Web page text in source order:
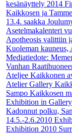
kesänäyttely 2014
Kaikkosen ja
13.4. saakka
Asetelmakalenteri
Apotheosis valittiin
Kuoleman kauneus,
Mediatiedote:
Vanhan
Ateljee Kaikkonen
Atelier Gallery
Sampo Kaikkosen
Exhibition in
Kadonnut polku,
14.5.-2.6.2010
Exhibition 2010